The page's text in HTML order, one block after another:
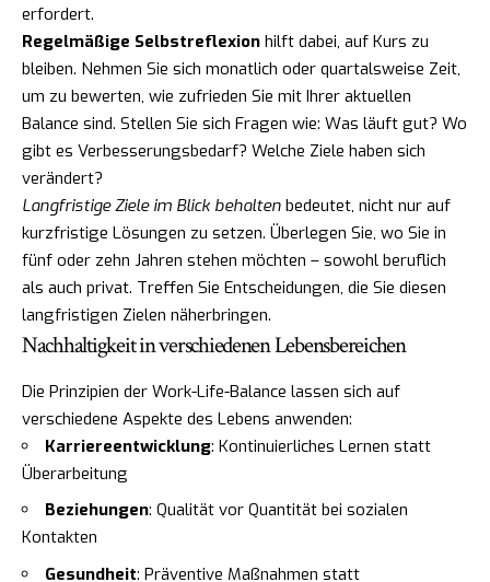
erfordert.
Regelmäßige Selbstreflexion hilft dabei, auf Kurs zu
bleiben. Nehmen Sie sich monatlich oder quartalsweise Zeit,
um zu bewerten, wie zufrieden Sie mit Ihrer aktuellen
Balance sind. Stellen Sie sich Fragen wie: Was läuft gut? Wo
gibt es Verbesserungsbedarf? Welche Ziele haben sich
verändert?
Langfristige Ziele im Blick behalten bedeutet, nicht nur auf
kurzfristige Lösungen zu setzen. Überlegen Sie, wo Sie in
fünf oder zehn Jahren stehen möchten – sowohl beruflich
als auch privat. Treffen Sie Entscheidungen, die Sie diesen
langfristigen Zielen näherbringen.
Nachhaltigkeit in verschiedenen Lebensbereichen
Die Prinzipien der Work-Life-Balance lassen sich auf
verschiedene Aspekte des Lebens anwenden:
Karriereentwicklung: Kontinuierliches Lernen statt
Überarbeitung
Beziehungen: Qualität vor Quantität bei sozialen
Kontakten
Gesundheit: Präventive Maßnahmen statt